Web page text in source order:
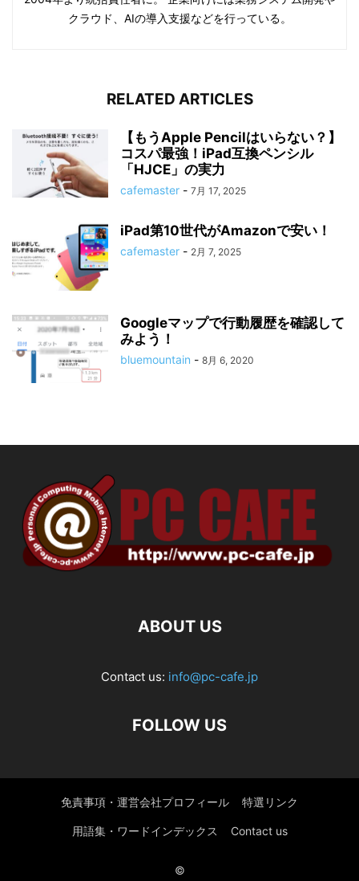
クラウド、AIの導入支援などを行っている。
RELATED ARTICLES
【もうApple Pencilはいらない？】
コスパ最強！iPad互換ペンシル
「HJCE」の実力
cafemaster - 7月 17, 2025
iPad第10世代がAmazonで安い！
cafemaster - 2月 7, 2025
Googleマップで行動履歴を確認して
みよう！
bluemountain - 8月 6, 2020
ABOUT US
Contact us: info@pc-cafe.jp
FOLLOW US
免責事項・運営会社プロフィール 特選リンク
用語集・ワードインデックス Contact us
©